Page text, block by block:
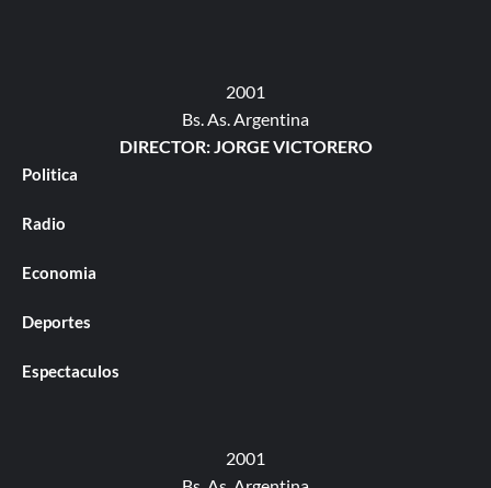
2001
Bs. As. Argentina
DIRECTOR: JORGE VICTORERO
Politica
Radio
Economia
Deportes
Espectaculos
2001